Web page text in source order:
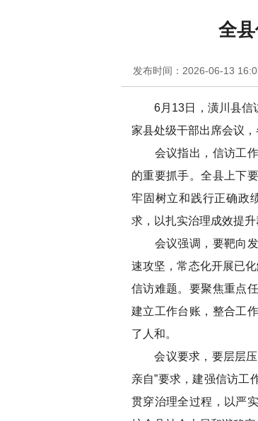
全
发布时间：2026-06-13
6月13日，潢川县信访
家县处级干部出席会议
会议指出，信访工作
的重要抓手。全县上下
牢固树立和践行正确政
求，以扎实治理成效提升
会议强调，要靶向发
速攻坚，常态化开展已
信访难题。要聚焦重点
建立工作台账，整合工
了人和。
会议要求，要层层压
亲自”要求，建强信访工
贯穿治理全过程，以严